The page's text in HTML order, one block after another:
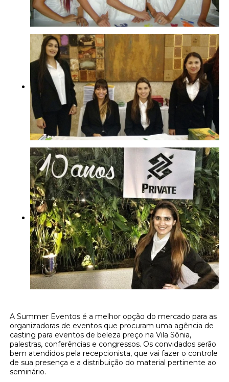
A Summer Eventos é a melhor opção do mercado para as
organizadoras de eventos que procuram uma agência de
casting para eventos de beleza preço na Vila Sônia,
palestras, conferências e congressos. Os convidados serão
bem atendidos pela recepcionista, que vai fazer o controle
de sua presença e a distribuição do material pertinente ao
seminário.